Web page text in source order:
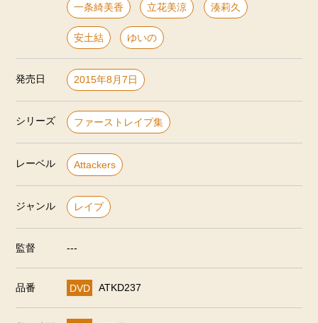
一条綺美香 立花美涼 湊莉久
安土結 ゆいの
発売日 2015年8月7日
シリーズ ファーストレイプ集
レーベル Attackers
ジャンル レイプ
監督 ---
品番 DVD ATKD237